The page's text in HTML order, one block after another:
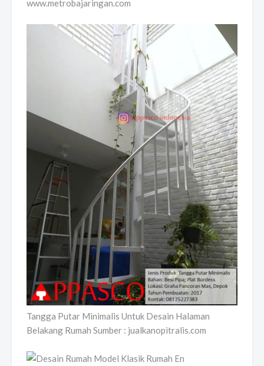
www.metrobajaringan.com
Tangga Putar Minimalis Untuk Desain Halaman
Belakang Rumah Sumber : jualkanopitralis.com